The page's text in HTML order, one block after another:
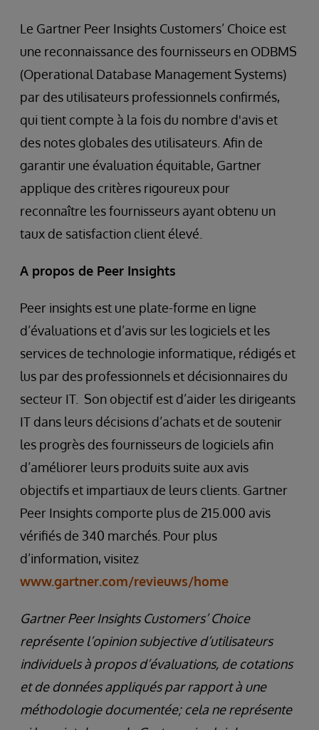
Le Gartner Peer Insights Customers’ Choice est
une reconnaissance des fournisseurs en ODBMS
(Operational Database Management Systems)
par des utilisateurs professionnels confirmés,
qui tient compte à la fois du nombre d'avis et
des notes globales des utilisateurs. Afin de
garantir une évaluation équitable, Gartner
applique des critères rigoureux pour
reconnaître les fournisseurs ayant obtenu un
taux de satisfaction client élevé.
A propos de Peer Insights
Peer insights est une plate-forme en ligne
d’évaluations et d’avis sur les logiciels et les
services de technologie informatique, rédigés et
lus par des professionnels et décisionnaires du
secteur IT. Son objectif est d’aider les dirigeants
IT dans leurs décisions d’achats et de soutenir
les progrès des fournisseurs de logiciels afin
d’améliorer leurs produits suite aux avis
objectifs et impartiaux de leurs clients. Gartner
Peer Insights comporte plus de 215.000 avis
vérifiés de 340 marchés. Pour plus
d’information, visitez
www.gartner.com/revieuws/home
Gartner Peer Insights Customers’ Choice
représente l’opinion subjective d’utilisateurs
individuels à propos d’évaluations, de cotations
et de données appliqués par rapport à une
méthodologie documentée; cela ne représente